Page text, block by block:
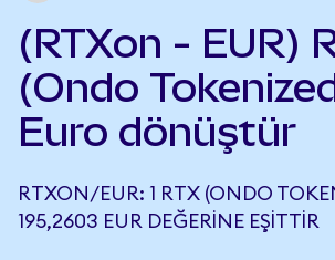
(RTXon - EUR)
(Ondo
Euro dönüştür
RTXON/EUR: 1 RTX (ONDO
195,2603 EUR DEĞERINE EŞITTIR